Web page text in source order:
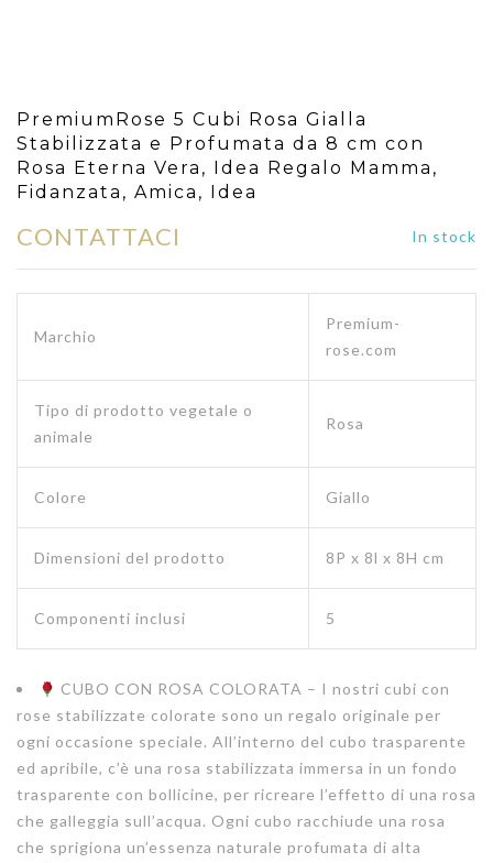
PremiumRose 5 Cubi Rosa Gialla
Stabilizzata e Profumata da 8 cm con
Rosa Eterna Vera, Idea Regalo Mamma,
Fidanzata, Amica, Idea
CONTATTACI In stock
Marchio
Premium-
rose.com
Tipo di prodotto vegetale o
animale
Rosa
Colore Giallo
Dimensioni del prodotto 8P x 8l x 8H cm
Componenti inclusi 5
CUBO CON ROSA COLORATA – I nostri cubi con
rose stabilizzate colorate sono un regalo originale per
ogni occasione speciale. All’interno del cubo trasparente
ed apribile, c’è una rosa stabilizzata immersa in un fondo
trasparente con bollicine, per ricreare l’effetto di una rosa
che galleggia sull’acqua. Ogni cubo racchiude una rosa
che sprigiona un’essenza naturale profumata di alta